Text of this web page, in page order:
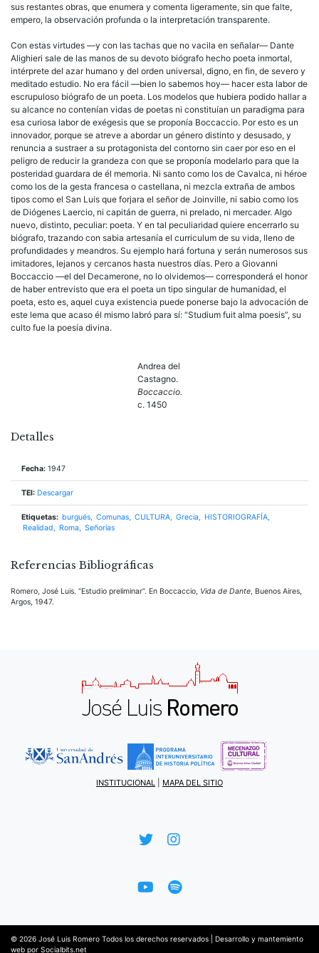
sus restantes obras, que enumera y comenta ligeramente, sin que falte,
empero, la observación profunda o la interpretación transparente.
Con estas virtudes —y con las tachas que no vacila en señalar— Dante
Alighieri sale de las manos de su devoto biógrafo hecho poeta inmortal,
intérprete del azar humano y del orden universal, digno, en fin, de severo y
meditado estudio. No era fácil —bien lo sabemos hoy— hacer esta labor de
escrupuloso biógrafo de un poeta. Los modelos que hubiera podido hallar a
su alcance no contenían vidas de poetas ni constituían un paradigma para
esa curiosa labor de exégesis que se proponía Boccaccio. Por esto es un
innovador, porque se atreve a abordar un género distinto y desusado, y
renuncia a sustraer a su protagonista del contorno sin caer por eso en el
peligro de reducir la grandeza con que se proponía modelarlo para que la
posteridad guardara de él memoria. Ni santo como los de Cavalca, ni héroe
como los de la gesta francesa o castellana, ni mezcla extraña de ambos
tipos como el San Luis que forjara el señor de Joinville, ni sabio como los
de Diógenes Laercio, ni capitán de guerra, ni prelado, ni mercader. Algo
nuevo, distinto, peculiar: poeta. Y en tal peculiaridad quiere encerrarlo su
biógrafo, trazando con sabia artesanía el curriculum de su vida, lleno de
profundidades y meandros. Su ejemplo hará fortuna y serán numerosos sus
imitadores, lejanos y cercanos hasta nuestros días. Pero a Giovanni
Boccaccio —el del Decamerone, no lo olvidemos— corresponderá el honor
de haber entrevisto que era el poeta un tipo singular de humanidad, el
poeta, esto es, aquel cuya existencia puede ponerse bajo la advocación de
este lema que acaso él mismo labró para sí: “Studium fuit alma poesis”, su
culto fue la poesía divina.
Andrea del
Castagno.
Boccaccio.
c. 1450
Detalles
Fecha: 1947
TEI: Descargar
Etiquetas: burgués Comunas CULTURA Grecia
HISTORIOGRAFÍA
Realidad
Roma Señorías
Referencias Bibliográficas
Romero, José Luis. “Estudio preliminar”. En Boccaccio, Vida de Dante, Buenos Aires,
Argos, 1947.
INSTITUCIONAL MAPA DEL SITIO
© 2026 José Luis Romero Todos los derechos reservados | Desarrollo y mantemiento
web por Socialbits.net